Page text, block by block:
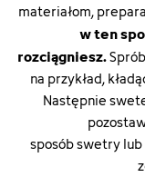
materiałom,
w ten
rozciągniesz.
na przykład,
Następnie
sposóbswetrylub